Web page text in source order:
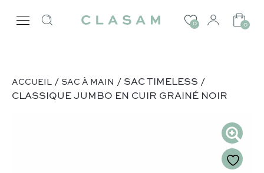
0 0
ACCUEIL / SAC À MAIN / SAC TIMELESS /
CLASSIQUE JUMBO EN CUIR GRAINÉ NOIR